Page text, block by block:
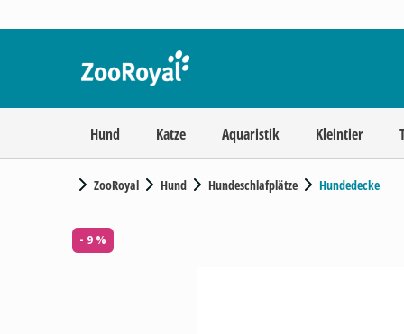
Hund Katze Aquaristik Kleintier
ZooRoyal Hund Hundeschlafplätze Hundedecke
- 9 %